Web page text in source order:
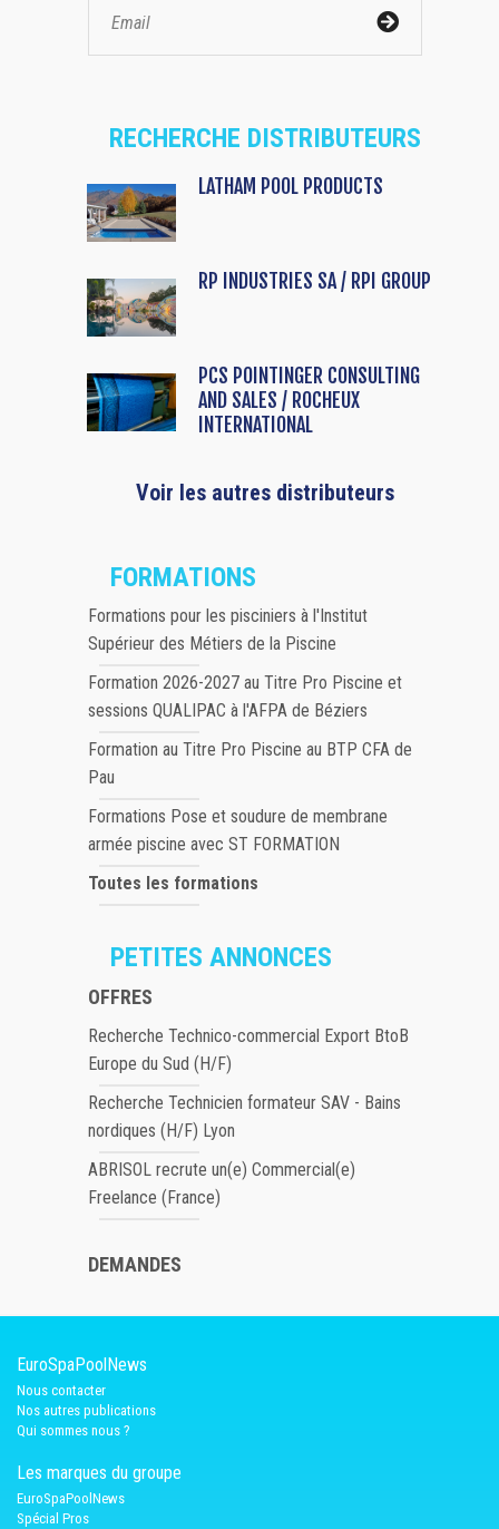
RECHERCHE DISTRIBUTEURS
LATHAM POOL PRODUCTS
RP INDUSTRIES SA / RPI GROUP
PCS POINTINGER CONSULTING
AND SALES / ROCHEUX
INTERNATIONAL
Voir les autres distributeurs
FORMATIONS
Formations pour les pisciniers à l'Institut
Supérieur des Métiers de la Piscine
Formation 2026-2027 au Titre Pro Piscine et
sessions QUALIPAC à l'AFPA de Béziers
Formation au Titre Pro Piscine au BTP CFA de
Pau
Formations Pose et soudure de membrane
armée piscine avec ST FORMATION
Toutes les formations
PETITES ANNONCES
OFFRES
Recherche Technico-commercial Export BtoB
Europe du Sud (H/F)
Recherche Technicien formateur SAV - Bains
nordiques (H/F) Lyon
ABRISOL recrute un(e) Commercial(e)
Freelance (France)
DEMANDES
EuroSpaPoolNews
Nous contacter
Nos autres publications
Qui sommes nous ?
Les marques du groupe
EuroSpaPoolNews
Spécial Pros